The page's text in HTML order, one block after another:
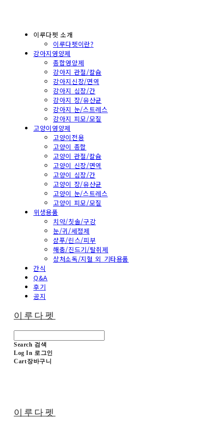
이루다펫 소개
이루다펫이란?
강아지영양제
종합영양제
강아지 관절/칼슘
강아지신장/면역
강아지 심장/간
강아지 장/유산균
강아지 눈/스트레스
강아지 피모/모질
고양이영양제
고양이전용
고양이 종합
고양이 관절/칼슘
고양이 신장/면역
고양이 심장/간
고양이 장/유산균
고양이 눈/스트레스
고양이 피모/모질
위생용품
치약/칫솔/구강
눈/귀/세정제
샴푸/린스/피부
해충/진드기/탈취제
상처소독/지혈 외 기타용품
간식
Q&A
후기
공지
이루다펫
Search 검색
Log In 로그인
Cart장바구니
이루다펫